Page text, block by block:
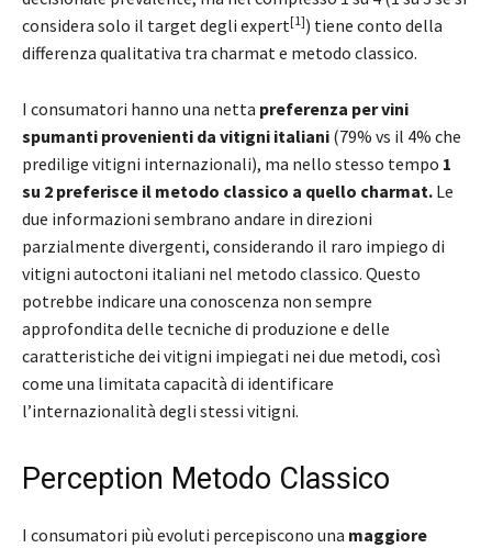
considera solo il target degli expert[1]) tiene conto della
differenza qualitativa tra charmat e metodo classico.
I consumatori hanno una netta preferenza per vini
spumanti provenienti da vitigni italiani (79% vs il 4% che
predilige vitigni internazionali), ma nello stesso tempo 1
su 2 preferisce il metodo classico a quello charmat. Le
due informazioni sembrano andare in direzioni
parzialmente divergenti, considerando il raro impiego di
vitigni autoctoni italiani nel metodo classico. Questo
potrebbe indicare una conoscenza non sempre
approfondita delle tecniche di produzione e delle
caratteristiche dei vitigni impiegati nei due metodi, così
come una limitata capacità di identificare
l’internazionalità degli stessi vitigni.
Perception Metodo Classico
I consumatori più evoluti percepiscono una maggiore